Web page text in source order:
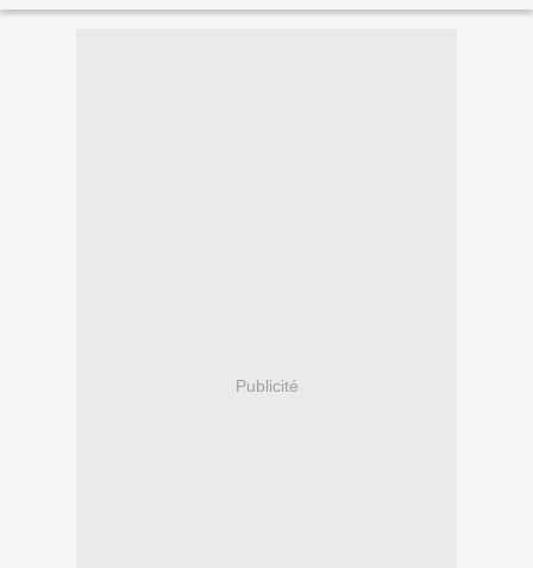
Publicité